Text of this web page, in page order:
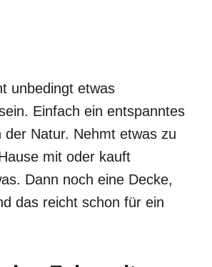
unbedingt etwas
Einfach ein entspanntes
der Natur. Nehmt etwas zu
mit oder kauft
Dann noch eine Decke,
das reicht schon für ein